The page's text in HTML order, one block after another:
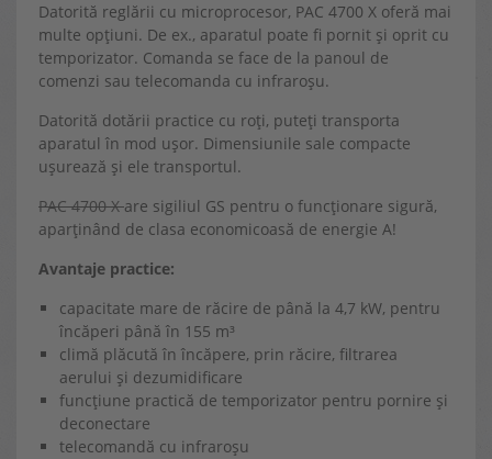
Datorită reglării cu microprocesor, PAC 4700 X oferă mai
multe opțiuni. De ex., aparatul poate fi pornit și oprit cu
temporizator. Comanda se face de la panoul de
comenzi sau telecomanda cu infraroșu.
Datorită dotării practice cu roți, puteți transporta
aparatul în mod ușor. Dimensiunile sale compacte
ușurează și ele transportul.
PAC 4700 Xare sigiliul GS pentru o funcționare sigură,
aparținând de clasa economicoasă de energie A!
Avantaje practice:
capacitate mare de răcire de până la 4,7 kW, pentru
încăperi până în 155 m³
climă plăcută în încăpere, prin răcire, filtrarea
aerului și dezumidificare
funcțiune practică de temporizator pentru pornire și
deconectare
telecomandă cu infraroșu